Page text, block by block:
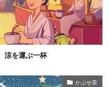
涼を運ぶ一杯
かぶせ茶